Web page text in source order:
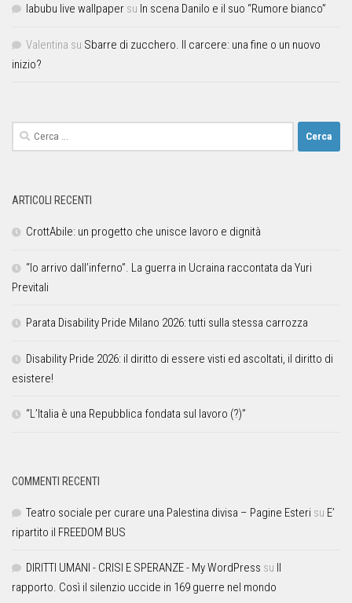
labubu live wallpaper su In scena Danilo e il suo “Rumore bianco”
Valentina su Sbarre di zucchero. Il carcere: una fine o un nuovo
inizio?
ARTICOLI RECENTI
CrottAbile: un progetto che unisce lavoro e dignità
“Io arrivo dall’inferno”. La guerra in Ucraina raccontata da Yuri
Previtali
Parata Disability Pride Milano 2026: tutti sulla stessa carrozza
Disability Pride 2026: il diritto di essere visti ed ascoltati, il diritto di
esistere!
“L’Italia è una Repubblica fondata sul lavoro (?)”
COMMENTI RECENTI
Teatro sociale per curare una Palestina divisa – Pagine Esteri su E’
ripartito il FREEDOM BUS
DIRITTI UMANI - CRISI E SPERANZE - My WordPress su Il
rapporto. Così il silenzio uccide in 169 guerre nel mondo